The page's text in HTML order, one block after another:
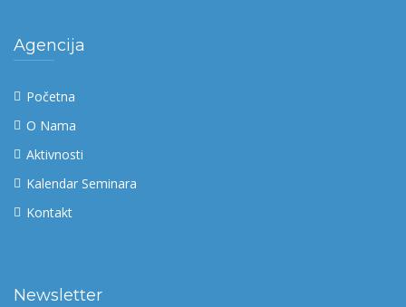
Agencija
Početna
O Nama
Aktivnosti
Kalendar Seminara
Kontakt
Newsletter